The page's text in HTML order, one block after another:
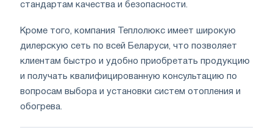
стандартам качества и безопасности.
Кроме того, компания Теплолюкс имеет широкую
дилерскую сеть по всей Беларуси, что позволяет
клиентам быстро и удобно приобретать продукцию
и получать квалифицированную консультацию по
вопросам выбора и установки систем отопления и
обогрева.